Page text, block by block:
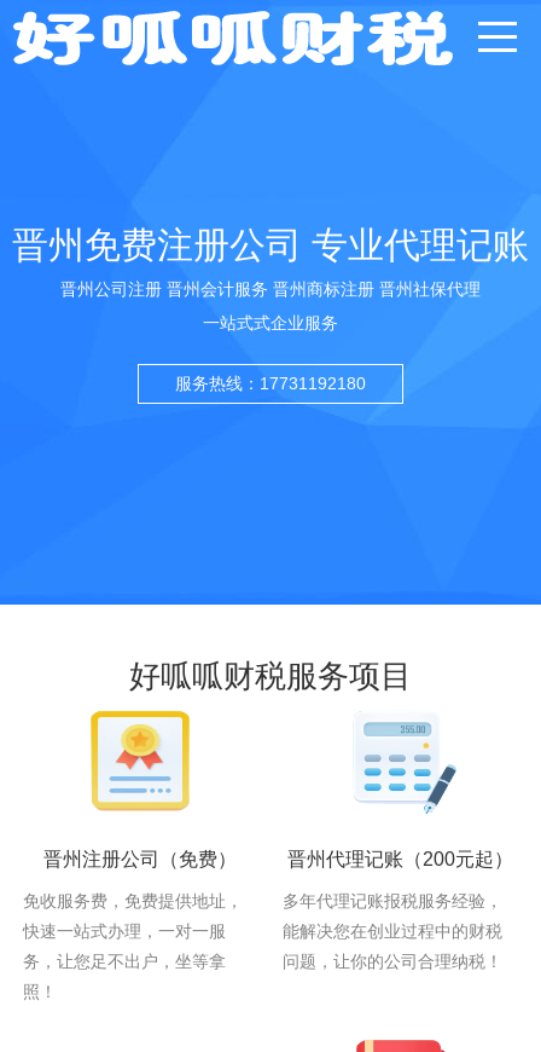
晋州免费注册公司 专业代理记账
晋州公司注册 晋州会计服务 晋州商标注册 晋州社保代理
一站式式企业服务
服务热线：17731192180
好呱呱财税服务项目
晋州注册公司 （免费）
免收服务费，免费提供地址，
快速一站式办理，一对一服
务，让您足不出户，坐等拿
照！
晋州代理记账 （200元起）
多年代理记账报税服务经验，
能解决您在创业过程中的财税
问题，让你的公司合理纳税！